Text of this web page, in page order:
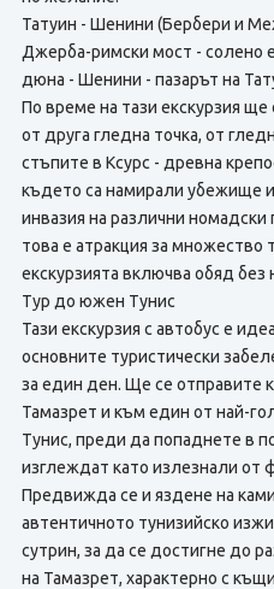
Татуин - Шенини (Бербери и
Джерба-римски мост - солено
дюна - Шенини - пазарът на
По време на тази екскурзия ще
от друга гледна точка, от
стъпите в Ксурс - древна
където са намирали убежище
инвазия на различни
това е атракция за множество
екскурзията включва обяд без
Тур до южен Тунис
Тази екскурзия с автобус е
основните туристически
за един ден. Ще се отправите
Тамазрет и към един от най-
Тунис, преди да попаднете в
изглеждат като излезнали
Предвижда се и яздене на
автентичното тунизийско
сутрин, за да се достигне до
на Тамазрет, характерно с